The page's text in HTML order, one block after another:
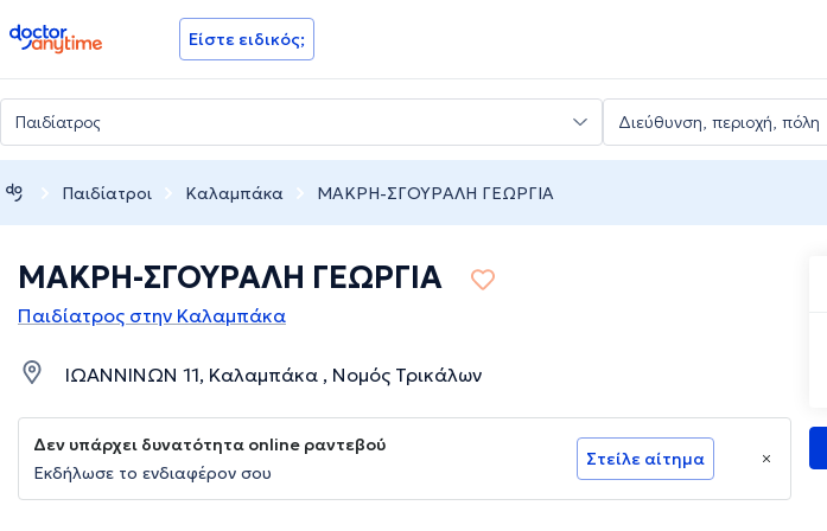
doctoranytime Είστε ειδικός;
Παιδίατροι Καλαμπάκα ΜΑΚΡΗ-ΣΓΟΥΡΑΛΗ ΓΕΩΡΓΙΑ
ΜΑΚΡΗ-ΣΓΟΥΡΑΛΗ ΓΕΩΡΓΙΑ
Παιδίατρος στην Καλαμπάκα
ΙΩΑΝΝΙΝΩΝ 11, Καλαμπάκα , Νομός Τρικάλων
Δεν υπάρχει δυνατότητα online ραντεβού
Εκδήλωσε το ενδιαφέρον σου
Στείλε αίτημα